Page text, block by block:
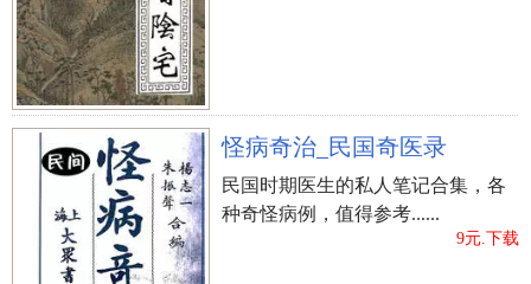
怪病奇治_民国奇医录
民国时期医生的私人笔记合集，各
种奇怪病例，值得参考......
9元.下载